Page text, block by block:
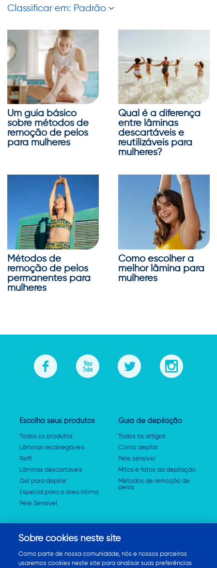
Classificar em: Padrão
Um guia básico
sobre métodos de
remoção de pelos
para mulheres
Qual é a diferença
entre lâminas
descartáveis e
reutilizáveis para
mulheres?
Métodos de
remoção de pelos
permanentes para
mulheres
Como escolher a
melhor lâmina para
mulheres
Escolha seus produtos
Todos os produtos
Lâminas recarregáveis
Refil
Lâminas descartáveis
Gel para depilar
Especial para a área íntima
Pele Sensível
Guia de depilação
Todos os artigos
Como depilar
Pele sensível
Mitos e fatos da depilação
Métodos de remoção de
pelos
Sobre Venus
No que acreditamos
Termos e condições
Sobre cookies neste site
Como parte de nossa comunidade, nós e nossos parceiros
usaremos cookies neste site para analisar suas preferências